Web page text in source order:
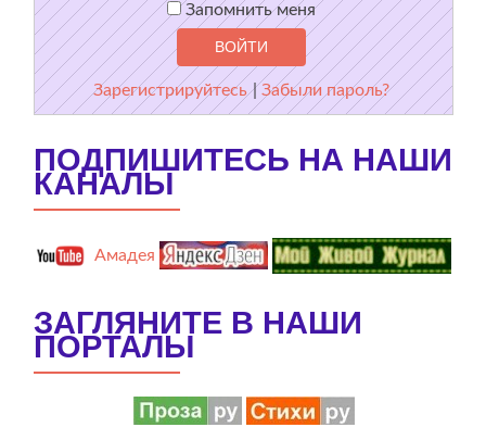
Запомнить меня
Зарегистрируйтесь |Забыли пароль?
ПОДПИШИТЕСЬ НА НАШИ
КАНАЛЫ
Амадея
ЗАГЛЯНИТЕ В НАШИ
ПОРТАЛЫ